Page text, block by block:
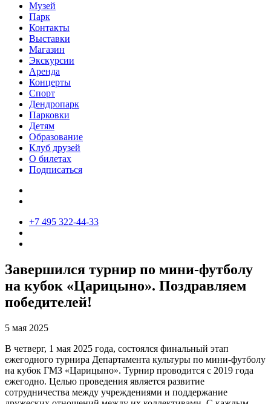
Музей
Парк
Контакты
Выставки
Магазин
Экскурсии
Аренда
Концерты
Спорт
Дендропарк
Парковки
Детям
Образование
Клуб друзей
О билетах
Подписаться
+7 495 322-44-33
Завершился турнир по мини-футболу
на кубок «Царицыно». Поздравляем
победителей!
5 мая 2025
В четверг, 1 мая 2025 года, состоялся финальный этап
ежегодного турнира Департамента культуры по мини-футболу
на кубок ГМЗ «Царицыно». Турнир проводится с 2019 года
ежегодно. Целью проведения является развитие
сотрудничества между учреждениями и поддержание